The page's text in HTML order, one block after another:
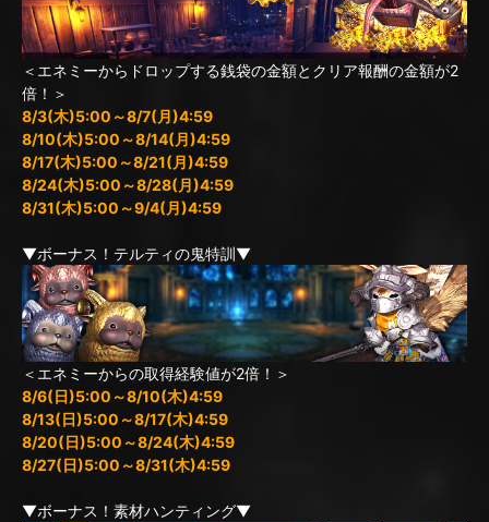
＜エネミーからドロップする銭袋の金額とクリア報酬の金額が2
倍！＞
8/3(木)5:00～8/7(月)4:59
8/10(木)5:00～8/14(月)4:59
8/17(木)5:00～8/21(月)4:59
8/24(木)5:00～8/28(月)4:59
8/31(木)5:00～9/4(月)4:59
▼ボーナス！テルティの鬼特訓▼
＜エネミーからの取得経験値が2倍！＞
8/6(日)5:00～8/10(木)4:59
8/13(日)5:00～8/17(木)4:59
8/20(日)5:00～8/24(木)4:59
8/27(日)5:00～8/31(木)4:59
▼ボーナス！素材ハンティング▼